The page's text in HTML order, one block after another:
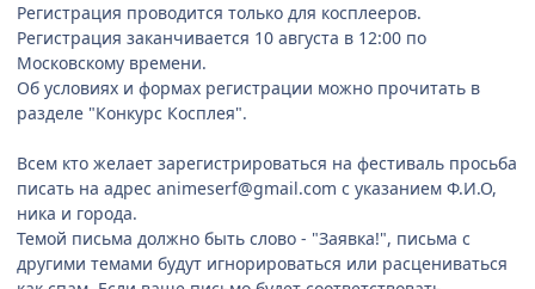
Регистрация проводится только для косплееров.
Регистрация заканчивается 10 августа в 12:00 по
Московскому времени.
Об условиях и формах регистрации можно прочитать в
разделе "Конкурс Косплея".
Всем кто желает зарегистрироваться на фестиваль просьба
писать на адрес animeserf@gmail.com с указанием Ф.И.О,
ника и города.
Темой письма должно быть слово - "Заявка!", письма с
другими темами будут игнорироваться или расцениваться